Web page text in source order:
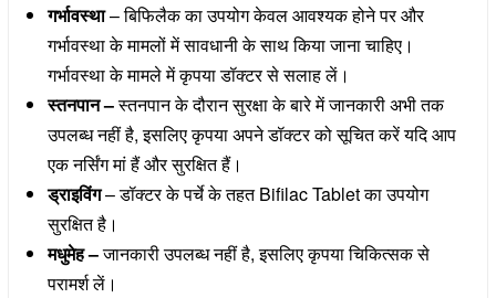
गर्भावस्था– बिफिलैक का उपयोग केवल आवश्यक होने पर और
गर्भावस्था के मामलों में सावधानी के साथ किया जाना चाहिए।
गर्भावस्था के मामले में कृपया डॉक्टर से सलाह लें।
स्तनपान –स्तनपान के दौरान सुरक्षा के बारे में जानकारी अभी तक
उपलब्ध नहीं है, इसलिए कृपया अपने डॉक्टर को सूचित करें यदि आप
एक नर्सिंग मां हैं और सुरक्षित हैं।
ड्राइविंग– डॉक्टर के पर्चे के तहत Bifilac Tablet का उपयोग
सुरक्षित है।
मधुमेह –जानकारी उपलब्ध नहीं है, इसलिए कृपया चिकित्सक से
परामर्श लें।